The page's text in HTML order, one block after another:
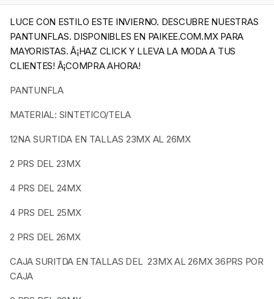
LUCE CON ESTILO ESTE INVIERNO. DESCUBRE NUESTRAS
PANTUNFLAS. DISPONIBLES EN PAIKEE.COM.MX PARA
MAYORISTAS. Â¡HAZ CLICK Y LLEVA LA MODA A TUS
CLIENTES! Â¡COMPRA AHORA!
PANTUNFLA
MATERIAL: SINTETICO/TELA
12NA SURTIDA EN TALLAS 23MX AL 26MX
2 PRS DEL 23MX
4 PRS DEL 24MX
4 PRS DEL 25MX
2 PRS DEL 26MX
CAJA SURITDA EN TALLAS DEL 23MX AL 26MX 36PRS POR
CAJA